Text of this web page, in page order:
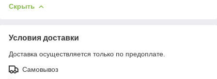
Скрыть
Условия доставки
Доставка осуществляется только по предоплате.
Самовывоз